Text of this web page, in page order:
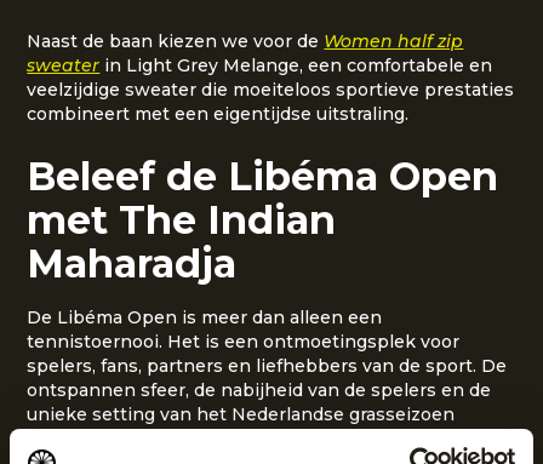
Naast de baan kiezen we voor de Women half zip
sweater in Light Grey Melange, een comfortabele en
veelzijdige sweater die moeiteloos sportieve prestaties
combineert met een eigentijdse uitstraling.
Beleef de Libéma Open
met The Indian
Maharadja
De Libéma Open is meer dan alleen een
tennistoernooi. Het is een ontmoetingsplek voor
spelers, fans, partners en liefhebbers van de sport. De
ontspannen sfeer, de nabijheid van de spelers en de
unieke setting van het Nederlandse grasseizoen